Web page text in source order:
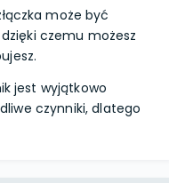
może być
czemu możesz
jest wyjątkowo
czynniki, dlatego